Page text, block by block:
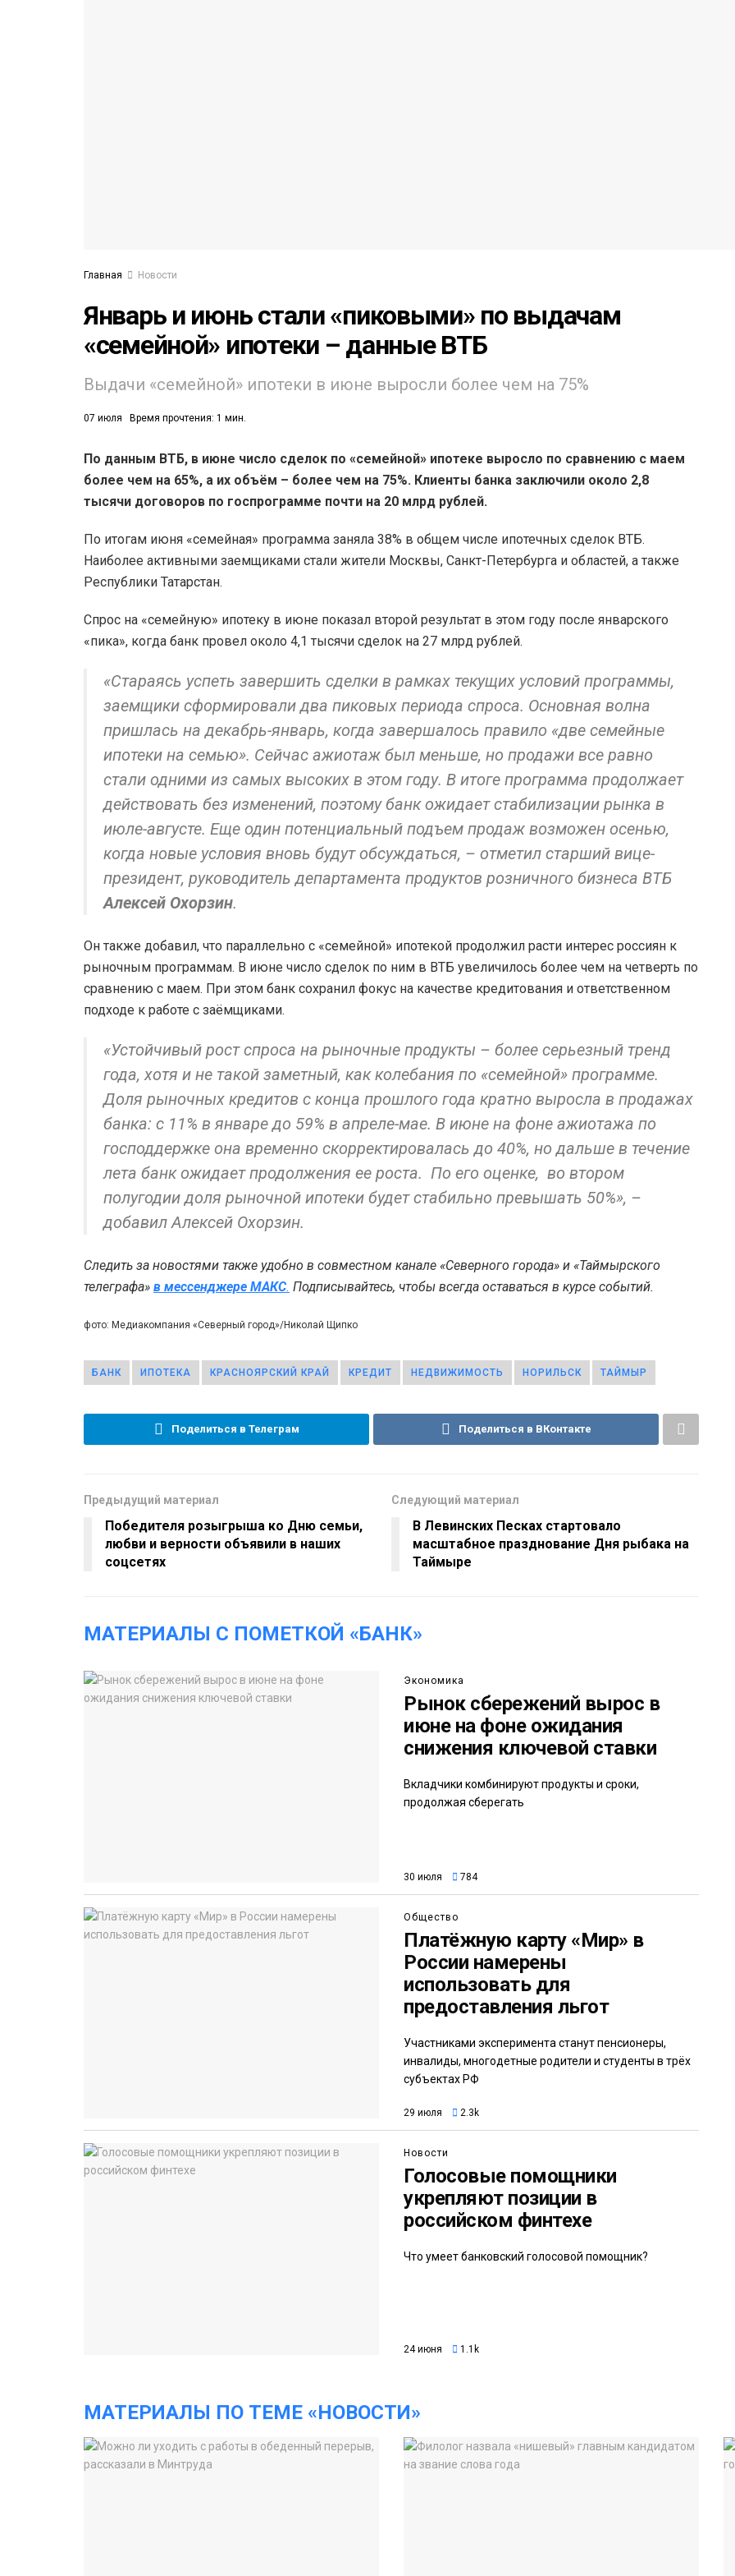
Главная Новости
Январь и июнь стали «пиковыми» по выдачам
«семейной» ипотеки – данные ВТБ
Выдачи «семейной» ипотеки в июне выросли более чем на 75%
07 июля Время прочтения: 1 мин.
По данным ВТБ, в июне число сделок по «семейной» ипотеке выросло по сравнению с маем
более чем на 65%, а их объём – более чем на 75%. Клиенты банка заключили около 2,8
тысячи договоров по госпрограмме почти на 20 млрд рублей.
По итогам июня «семейная» программа заняла 38% в общем числе ипотечных сделок ВТБ.
Наиболее активными заемщиками стали жители Москвы, Санкт-Петербурга и областей, а также
Республики Татарстан.
Спрос на «семейную» ипотеку в июне показал второй результат в этом году после январского
«пика», когда банк провел около 4,1 тысячи сделок на 27 млрд рублей.
«Стараясь успеть завершить сделки в рамках текущих условий программы,
заемщики сформировали два пиковых периода спроса. Основная волна
пришлась на декабрь-январь, когда завершалось правило «две семейные
ипотеки на семью». Сейчас ажиотаж был меньше, но продажи все равно
стали одними из самых высоких в этом году. В итоге программа продолжает
действовать без изменений, поэтому банк ожидает стабилизации рынка в
июле-августе. Еще один потенциальный подъем продаж возможен осенью,
когда новые условия вновь будут обсуждаться, – отметил старший вице-
президент, руководитель департамента продуктов розничного бизнеса ВТБ
Алексей Охорзин.
Он также добавил, что параллельно с «семейной» ипотекой продолжил расти интерес россиян к
рыночным программам. В июне число сделок по ним в ВТБ увеличилось более чем на четверть по
сравнению с маем. При этом банк сохранил фокус на качестве кредитования и ответственном
подходе к работе с заёмщиками.
«Устойчивый рост спроса на рыночные продукты – более серьезный тренд
года, хотя и не такой заметный, как колебания по «семейной» программе.
Доля рыночных кредитов с конца прошлого года кратно выросла в продажах
банка: с 11% в январе до 59% в апреле-мае. В июне на фоне ажиотажа по
господдержке она временно скорректировалась до 40%, но дальше в течение
лета банк ожидает продолжения ее роста. По его оценке, во втором
полугодии доля рыночной ипотеки будет стабильно превышать 50%», –
добавил Алексей Охорзин.
Следить за новостями также удобно в совместном канале «Северного города» и «Таймырского
телеграфа» в мессенджере MAКС. Подписывайтесь, чтобы всегда оставаться в курсе событий.
фото: Медиакомпания «Северный город»/Николай Щипко
БАНК ИПОТЕКА КРАСНОЯРСКИЙ КРАЙ КРЕДИТ НЕДВИЖИМОСТЬ НОРИЛЬСК ТАЙМЫР
Поделиться в Телеграм Поделиться в ВКонтакте
Предыдущий материал
Победителя розыгрыша ко Дню семьи,
любви и верности объявили в наших
соцсетях
Следующий материал
В Левинских Песках стартовало
масштабное празднование Дня рыбака на
Таймыре
МАТЕРИАЛЫ С ПОМЕТКОЙ «БАНК»
Экономика
Рынок сбережений вырос в
июне на фоне ожидания
снижения ключевой ставки
Вкладчики комбинируют продукты и сроки,
продолжая сберегать
30 июля 784
Общество
Платёжную карту «Мир» в
России намерены
использовать для
предоставления льгот
Участниками эксперимента станут пенсионеры,
инвалиды, многодетные родители и студенты в трёх
субъектах РФ
29 июля 2.3k
Новости
Голосовые помощники
укрепляют позиции в
российском финтехе
Что умеет банковский голосовой помощник?
24 июня 1.1k
МАТЕРИАЛЫ ПО ТЕМЕ «НОВОСТИ»